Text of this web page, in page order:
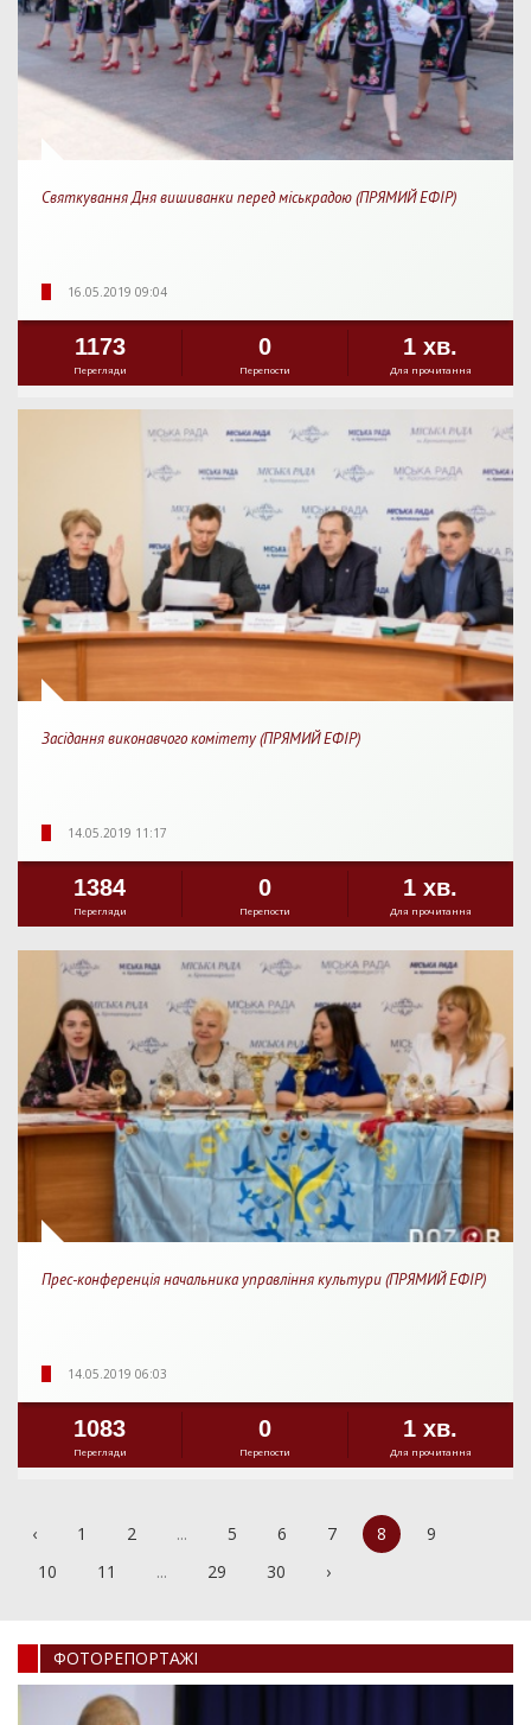
Святкування Дня вишиванки перед міськрадою (ПРЯМИЙ ЕФІР)
16.05.2019 09:04
1173
Перегляди
0
Перепости
1 хв.
Для прочитання
Засідання виконавчого комітету (ПРЯМИЙ ЕФІР)
14.05.2019 11:17
1384
Перегляди
0
Перепости
1 хв.
Для прочитання
Прес-конференція начальника управління культури (ПРЯМИЙ ЕФІР)
14.05.2019 06:03
1083
Перегляди
0
Перепости
1 хв.
Для прочитання
‹ 1 2 ... 5 6 7 8
9
10
11 ... 29 30 ›
ФОТОРЕПОРТАЖI